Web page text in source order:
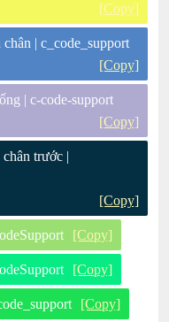
[Copy]
| c_code_support
[Copy]
| c-code-support
[Copy]
trước |
[Copy]
[Copy]
[Copy]
[Copy]